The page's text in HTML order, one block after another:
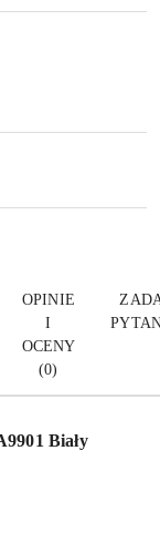
OPINIE
I
OCENY
(0)
Biały